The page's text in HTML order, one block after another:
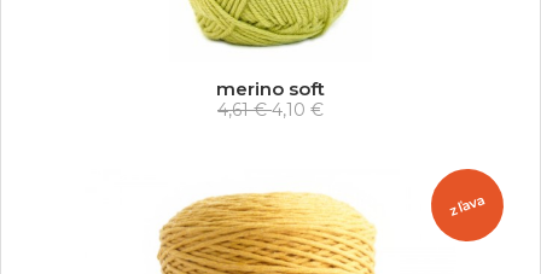
merino soft
4,61 €4,10 €
zľava